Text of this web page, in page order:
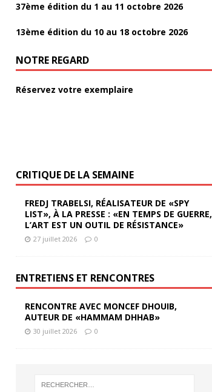
37ème édition du 1 au 11 octobre 2026
13ème édition du 10 au 18 octobre 2026
NOTRE REGARD
Réservez votre exemplaire
CRITIQUE DE LA SEMAINE
FREDJ TRABELSI, RÉALISATEUR DE «SPY
LIST», À LA PRESSE : «EN TEMPS DE GUERRE,
L’ART EST UN OUTIL DE RÉSISTANCE»
27 juillet 2026 0
ENTRETIENS ET RENCONTRES
RENCONTRE AVEC MONCEF DHOUIB,
AUTEUR DE «HAMMAM DHHAB»
30 juillet 2026 0